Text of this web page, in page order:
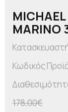
MARINO
Κωδικός
178,00€